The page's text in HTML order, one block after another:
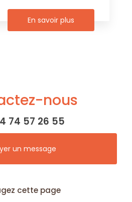
En savoir plus
nous
74 57 26 55
un message
cette page